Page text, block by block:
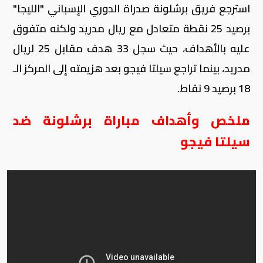
استرجع فريق برشلونة صدراة الدوري الإسباني "الليجا"
برصيد 25 نقطة متعادل مع ريال مدريد ولكنه متفوق
عليه بالأهداف، حيث سجل 33 هدف مقابل 25 لريال
مدريد، بينما تراجع سيلتا فيجو بعد هزيمته إلى المركز الـ
18 برصيد 9 نقاط.
ملخص وأهداف مباراة برشلونة ضد
سيلتا فيجو